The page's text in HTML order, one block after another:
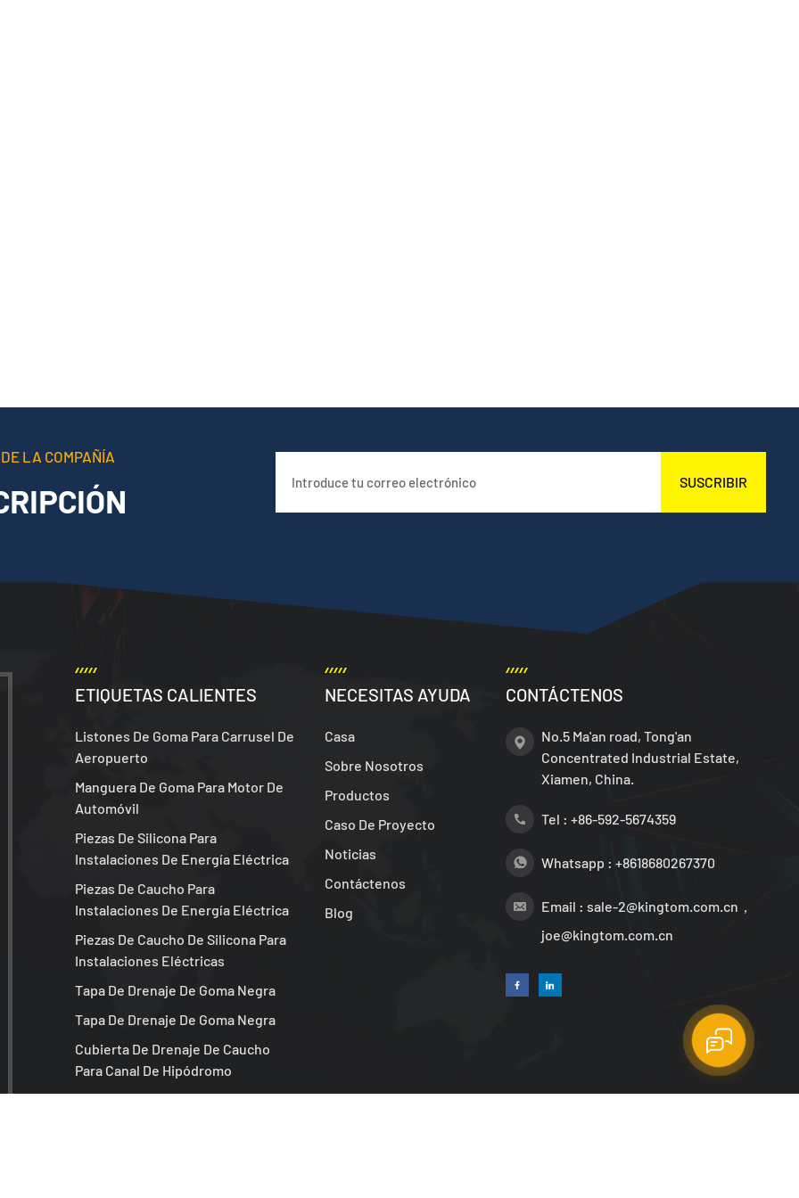
LA COMPAÑÍA
SUSCRIBIR
ETIQUETAS CALIENTES
Listones De Goma Para Carrusel De
Aeropuerto
Manguera De Goma Para Motor De
Automóvil
Piezas De Silicona Para
Instalaciones De Energía Eléctrica
Piezas De Caucho Para
Instalaciones De Energía Eléctrica
Piezas De Caucho De Silicona Para
Instalaciones Eléctricas
Tapa De Drenaje De Goma Negra
Tapa De Drenaje De Goma Negra
Cubierta De Drenaje De Caucho
Para Canal De Hipódromo
Piezas De Goma Negras Para Coche
NECESITAS AYUDA
Casa
Sobre Nosotros
Productos
Caso De Proyecto
Noticias
Contáctenos
Blog
CONTÁCTENOS
No.5 Ma'an road, Tong'an
Concentrated Industrial Estate,
Xiamen, China.
Tel : +86-592-5674359
Whatsapp : +8618680267370
Email : sale-2@kingtom.com.cn，
joe@kingtom.com.cn